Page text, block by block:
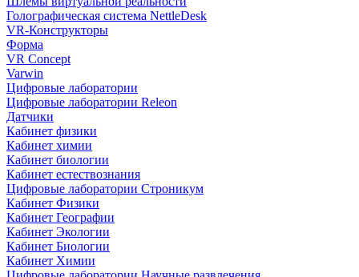
Голографическая система NettleDesk
VR-Конструкторы
Форма
VR Concept
Varwin
Цифровые лаборатории
Цифровые лаборатории Releon
Датчики
Кабинет физики
Кабинет химии
Кабинет биологии
Кабинет естествознания
Цифровые лаборатории Строникум
Кабинет Физики
Кабинет Географии
Кабинет Экологии
Кабинет Биологии
Кабинет Химии